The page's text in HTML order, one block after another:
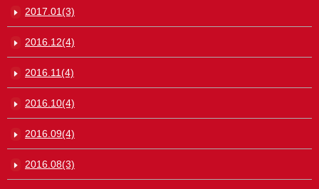
2017.01(3)
2016.12(4)
2016.11(4)
2016.10(4)
2016.09(4)
2016.08(3)